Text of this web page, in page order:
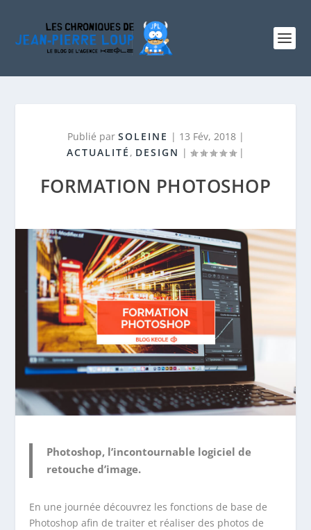
Publié par SOLEINE | 13 Fév, 2018|
ACTUALITÉ , DESIGN | |
FORMATION PHOTOSHOP
Photoshop, l’incontournable logiciel de
retouche d’image.
En une journée découvrez les fonctions de base de
Photoshop afin de traiter et réaliser des photos de